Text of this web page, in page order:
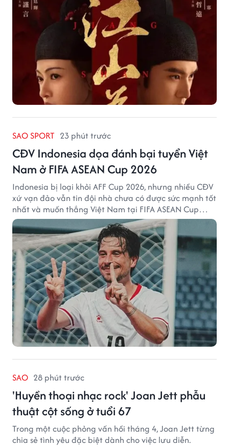
SAO SPORT 23 phút trước
CĐV Indonesia dọa đánh bại tuyển Việt
Nam ở FIFA ASEAN Cup 2026
Indonesia bị loại khỏi AFF Cup 2026, nhưng nhiều CĐV
xứ vạn đảo vẫn tin đội nhà chưa có được sức mạnh tốt
nhất và muốn thắng Việt Nam tại FIFA ASEAN Cup
2026.
SAO 28 phút trước
'Huyền thoại nhạc rock' Joan Jett phẫu
thuật cột sống ở tuổi 67
Trong một cuộc phỏng vấn hồi tháng 4, Joan Jett từng
chia sẻ tình yêu đặc biệt dành cho việc lưu diễn.